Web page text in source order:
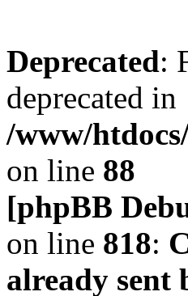
Deprecated:
deprecated in
/www/
on line 88
[phpBB
on line 818:
already sent